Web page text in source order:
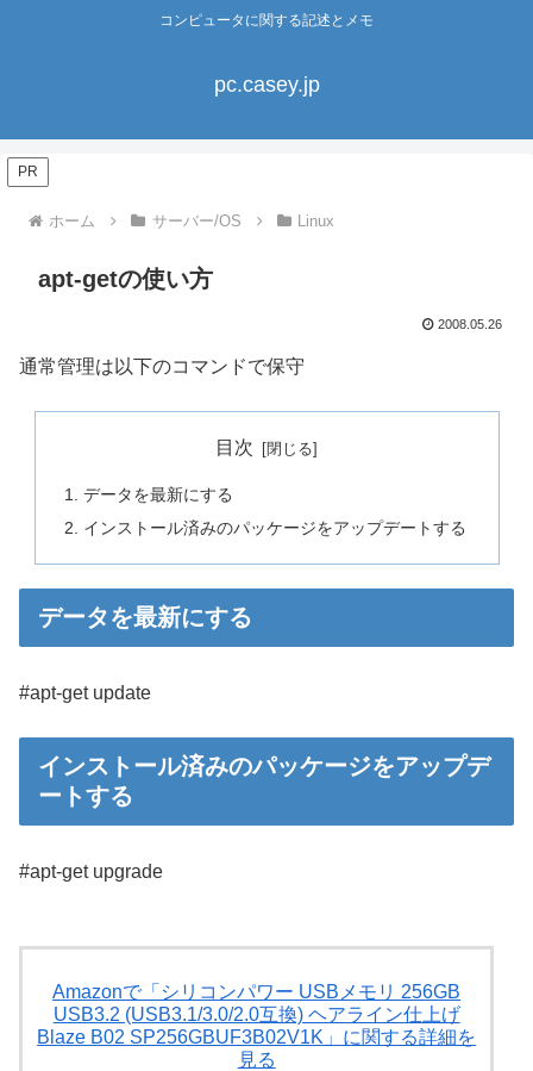
コンピュータに関する記述とメモ
pc.casey.jp
PR
ホーム サーバー/OS Linux
apt-getの使い方
2008.05.26
通常管理は以下のコマンドで保守
目次
データを最新にする
インストール済みのパッケージをアップデートする
データを最新にする
#apt-get update
インストール済みのパッケージをアップデ
ートする
#apt-get upgrade
Amazonで「シリコンパワー USBメモリ 256GB
USB3.2 (USB3.1/3.0/2.0互換) ヘアライン仕上げ
Blaze B02 SP256GBUF3B02V1K」に関する詳細を
見る